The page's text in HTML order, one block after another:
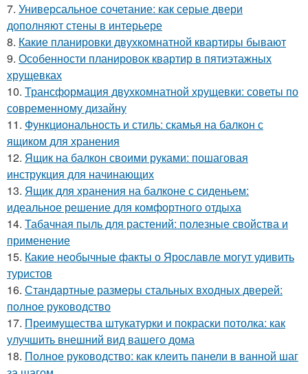
7. Универсальное сочетание: как серые двери
дополняют стены в интерьере
8. Какие планировки двухкомнатной квартиры бывают
9. Особенности планировок квартир в пятиэтажных
хрущевках
10. Трансформация двухкомнатной хрущевки: советы по
современному дизайну
11. Функциональность и стиль: скамья на балкон с
ящиком для хранения
12. Ящик на балкон своими руками: пошаговая
инструкция для начинающих
13. Ящик для хранения на балконе с сиденьем:
идеальное решение для комфортного отдыха
14. Табачная пыль для растений: полезные свойства и
применение
15. Какие необычные факты о Ярославле могут удивить
туристов
16. Стандартные размеры стальных входных дверей:
полное руководство
17. Преимущества штукатурки и покраски потолка: как
улучшить внешний вид вашего дома
18. Полное руководство: как клеить панели в ванной шаг